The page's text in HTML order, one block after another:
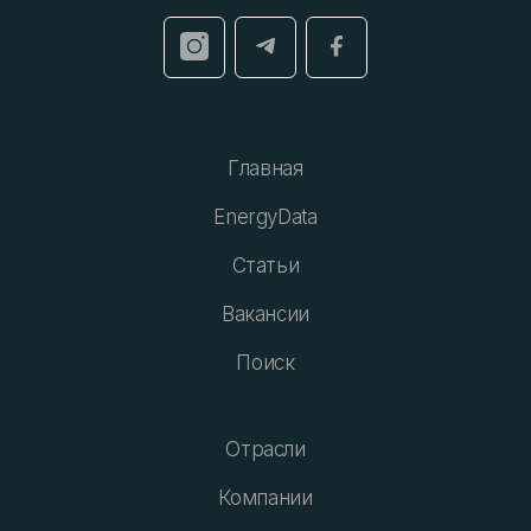
Главная
EnergyData
Статьи
Вакансии
Поиск
Отрасли
Компании